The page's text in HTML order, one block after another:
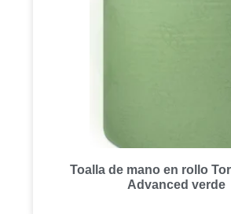
Toalla de mano en rollo
Advanced verde